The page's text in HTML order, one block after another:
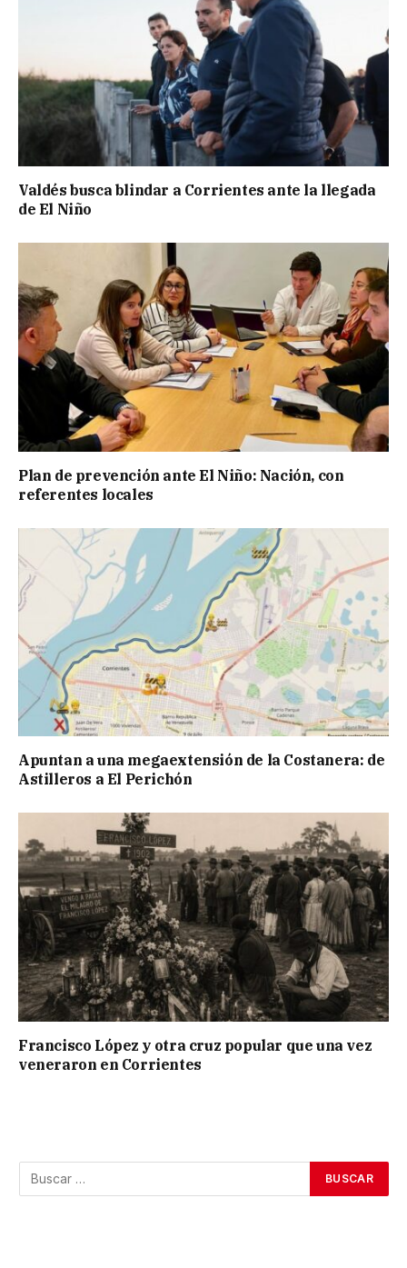
Valdés busca blindar a Corrientes ante la llegada
de El Niño
Plan de prevención ante El Niño: Nación, con
referentes locales
Apuntan a una megaextensión de la Costanera: de
Astilleros a El Perichón
Francisco López y otra cruz popular que una vez
veneraron en Corrientes